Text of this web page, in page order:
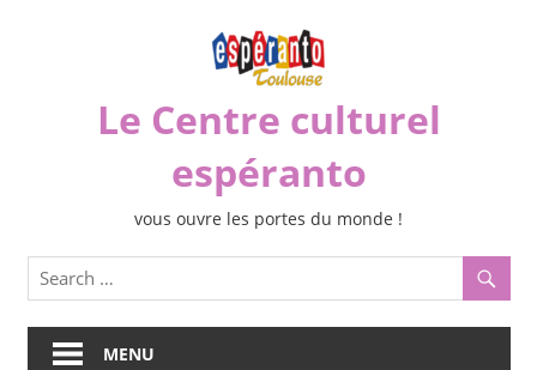
Le Centre culturel
espéranto
vous ouvre les portes du monde !
MENU